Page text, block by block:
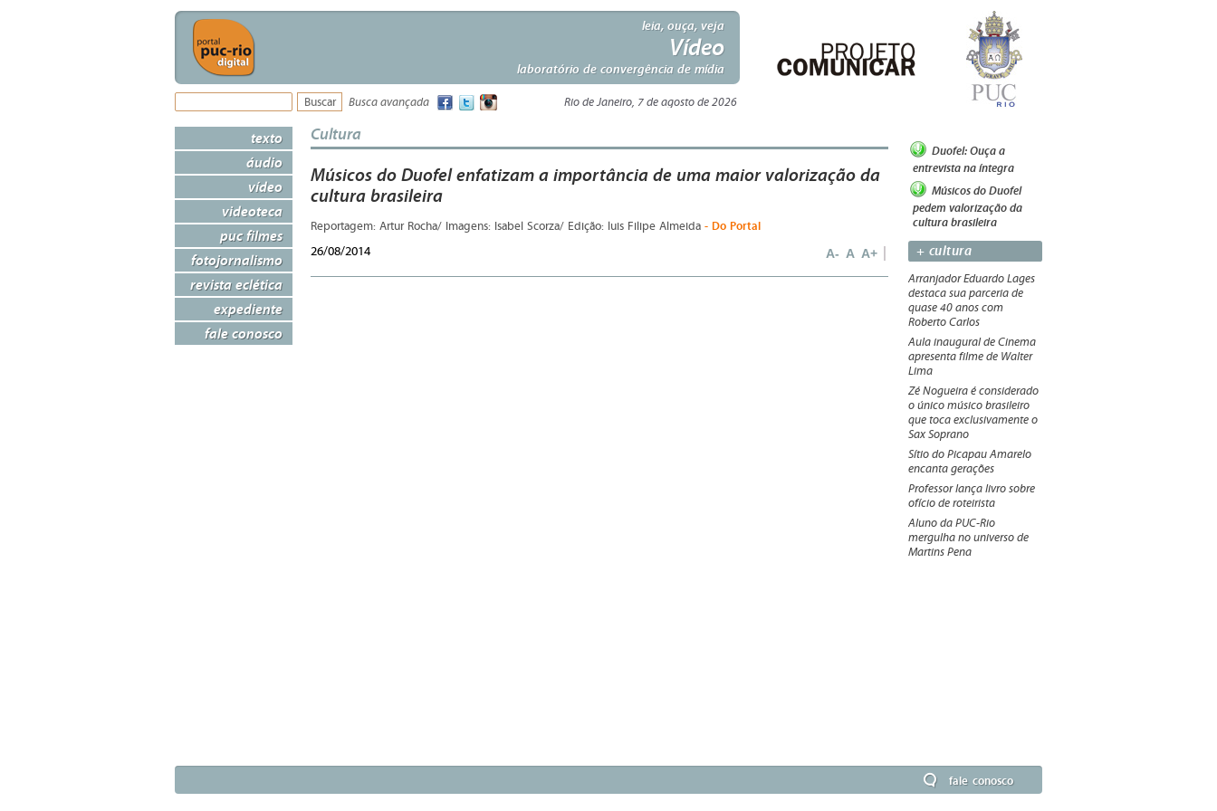
leia, ouça, veja
Vídeo
laboratório de convergência de mídia
Busca avançada Rio de Janeiro, 7 de agosto de 2026
texto
áudio
vídeo
videoteca
puc filmes
fotojornalismo
revista eclética
expediente
fale conosco
Cultura
Músicos do Duofel enfatizam a importância de uma maior valorização da
cultura brasileira
Reportagem: Artur Rocha/ Imagens: Isabel Scorza/ Edição: luis Filipe Almeida - Do Portal
26/08/2014 A- A A+
Duofel: Ouça a
entrevista na íntegra
Músicos do Duofel
pedem valorização da
cultura brasileira
+ cultura
Arranjador Eduardo Lages
destaca sua parceria de
quase 40 anos com
Roberto Carlos
Aula inaugural de Cinema
apresenta filme de Walter
Lima
Zé Nogueira é considerado
o único músico brasileiro
que toca exclusivamente o
Sax Soprano
Sítio do Picapau Amarelo
encanta gerações
Professor lança livro sobre
ofício de roteirista
Aluno da PUC-Rio
mergulha no universo de
Martins Pena
fale conosco